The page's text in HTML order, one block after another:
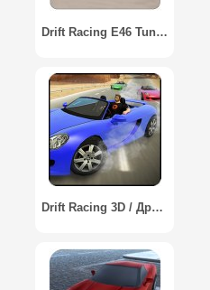
Drift Racing E46 Tuning 2017
Drift Racing 3D / Дрифт Рейсинг 3D